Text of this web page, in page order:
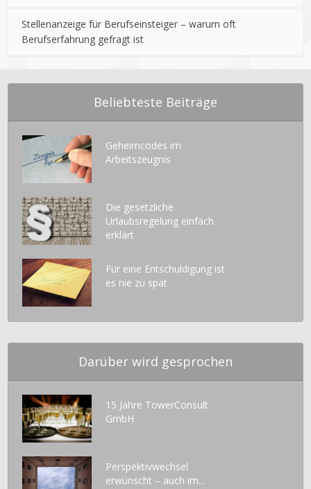
Stellenanzeige für Berufseinsteiger – warum oft
Berufserfahrung gefragt ist
Beliebteste Beiträge
Geheimcodes im
Arbeitszeugnis
Die gesetzliche
Urlaubsregelung einfach
erklärt
Für eine Entschuldigung ist
es nie zu spät
Darüber wird gesprochen
15 Jahre TowerConsult
GmbH
Perspektivwechsel
erwünscht – auch im...